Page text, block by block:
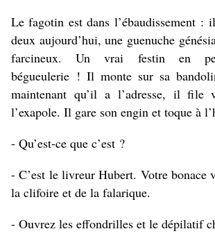
Le fagotin est dans l’ébaudissement :
deux aujourd’hui, une guenuche
farcineux. Un vrai festin en
bégueulerie ! Il monte sur sa
maintenant qu’il a l’adresse, il
l’exapole. Il gare son engin et toque à
- Qu’est-ce que c’est ?
- C’est le livreur Hubert. Votre bonace
la clifoire et de la falarique.
- Ouvrez les effondrilles et le dépilatif